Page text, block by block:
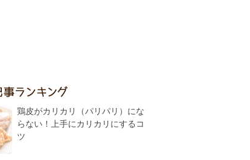
鶏皮がカリカリ（パリパリ）にな
らない！上手にカリカリにするコ
ツ